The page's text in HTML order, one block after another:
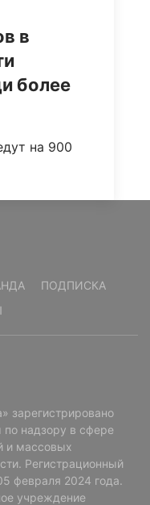
в
более
на 900
ПОДПИСКА
зарегистрировано
надзору в сфере
и массовых
Регистрационный
февраля 2024 года.
учреждение